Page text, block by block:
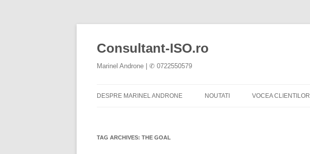
Consultant-ISO.ro
Marinel Androne | ✆ 0722550579
DESPRE MARINEL ANDRONE NOUTATI VOCEA CLIENTILOR
TAG ARCHIVES: THE GOAL